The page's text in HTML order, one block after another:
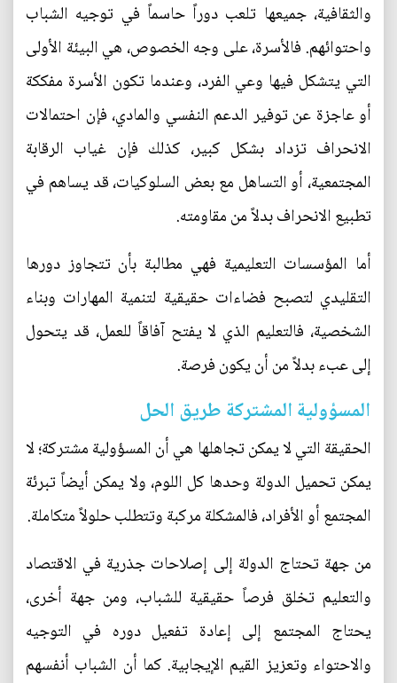
والثقافية، جميعها تلعب دوراً حاسماً في توجيه الشباب
واحتوائهم. فالأسرة، على وجه الخصوص، هي البيئة الأولى
التي يتشكل فيها وعي الفرد، وعندما تكون الأسرة مفككة
أو عاجزة عن توفير الدعم النفسي والمادي، فإن احتمالات
الانحراف تزداد بشكل كبير، كذلك فإن غياب الرقابة
المجتمعية، أو التساهل مع بعض السلوكيات، قد يساهم في
تطبيع الانحراف بدلاً من مقاومته.
أما المؤسسات التعليمية فهي مطالبة بأن تتجاوز دورها
التقليدي لتصبح فضاءات حقيقية لتنمية المهارات وبناء
الشخصية، فالتعليم الذي لا يفتح آفاقاً للعمل، قد يتحول
إلى عبء بدلاً من أن يكون فرصة.
المسؤولية المشتركة طريق الحل
الحقيقة التي لا يمكن تجاهلها هي أن المسؤولية مشتركة؛ لا
يمكن تحميل الدولة وحدها كل اللوم، ولا يمكن أيضاً تبرئة
المجتمع أو الأفراد، فالمشكلة مركبة وتتطلب حلولاً متكاملة.
من جهة تحتاج الدولة إلى إصلاحات جذرية في الاقتصاد
والتعليم تخلق فرصاً حقيقية للشباب، ومن جهة أخرى،
يحتاج المجتمع إلى إعادة تفعيل دوره في التوجيه
والاحتواء وتعزيز القيم الإيجابية. كما أن الشباب أنفسهم